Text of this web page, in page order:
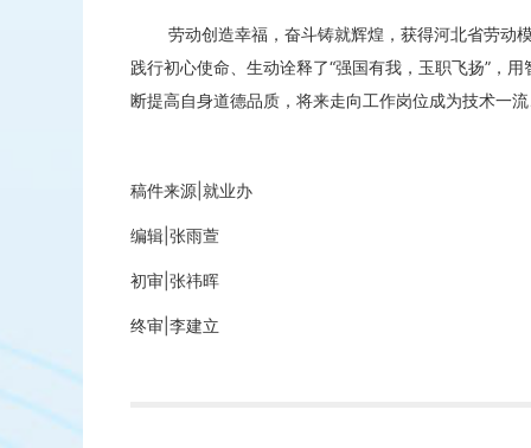
劳动创造幸福，奋斗铸就辉煌，获得河北省劳动模
践行初心使命、生动诠释了“强国有我，玉职飞扬”，
断提高自身道德品质，将来走向工作岗位成为技术一
稿件来源|就业办
编辑|张雨萱
初审|张祎晖
终审|李建立